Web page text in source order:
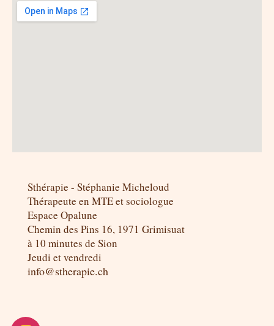
Sthérapie - Stéphanie Micheloud
Thérapeute en MTE et sociologue
Espace Opalune
Chemin des Pins 16, 1971 Grimisuat
à 10 minutes de Sion
Jeudi et vendredi
info@stherapie.ch